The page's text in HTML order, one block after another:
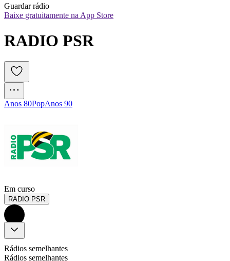
Guardar rádio
Baixe gratuitamente na App Store
RADIO PSR
Anos 80PopAnos 90
Em curso
RADIO PSR
Rádios semelhantes
Rádios semelhantes